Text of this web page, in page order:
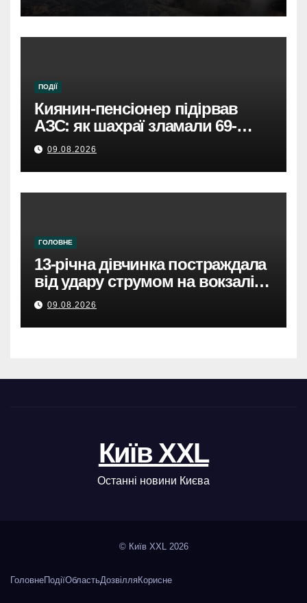
ПОДІЇ
Киянин-пенсіонер підірвав
АЗС: як шахраї зламали 69-
річного чоловіка.
09.08.2026
ГОЛОВНЕ
13-річна дівчинка постраждала
від удару струмом на вокзалі в
Броварах.
09.08.2026
Київ XXL
Останні новини Києва
© Київ XXL 2026
ГоловнеПодіїОбластьДозвілляКорисне